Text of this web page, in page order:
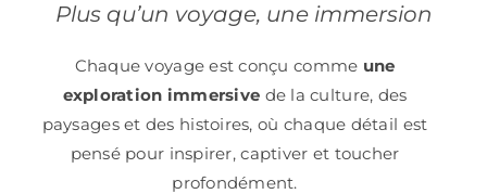
Plus qu’un voyage, une immersion
Chaque voyage est conçu comme une
exploration immersive de la culture, des
paysages et des histoires, où chaque détail est
pensé pour inspirer, captiver et toucher
profondément.